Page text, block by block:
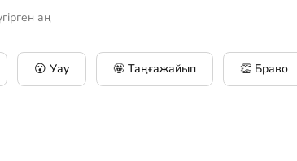
аң
😮 Уау 🤩 Таңғажайып 👏 Браво